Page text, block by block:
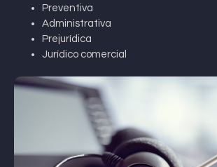
Preventiva
Administrativa
Prejurídica
Jurídico comercial